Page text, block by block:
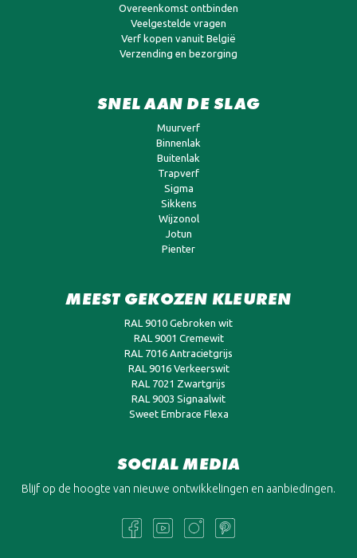
Overeenkomst ontbinden
Veelgestelde vragen
Verf kopen vanuit België
Verzending en bezorging
SNEL AAN DE SLAG
Muurverf
Binnenlak
Buitenlak
Trapverf
Sigma
Sikkens
Wijzonol
Jotun
Pienter
MEEST GEKOZEN KLEUREN
RAL 9010 Gebroken wit
RAL 9001 Cremewit
RAL 7016 Antracietgrijs
RAL 9016 Verkeerswit
RAL 7021 Zwartgrijs
RAL 9003 Signaalwit
Sweet Embrace Flexa
SOCIAL MEDIA
Blijf op de hoogte van nieuwe ontwikkelingen en aanbiedingen.